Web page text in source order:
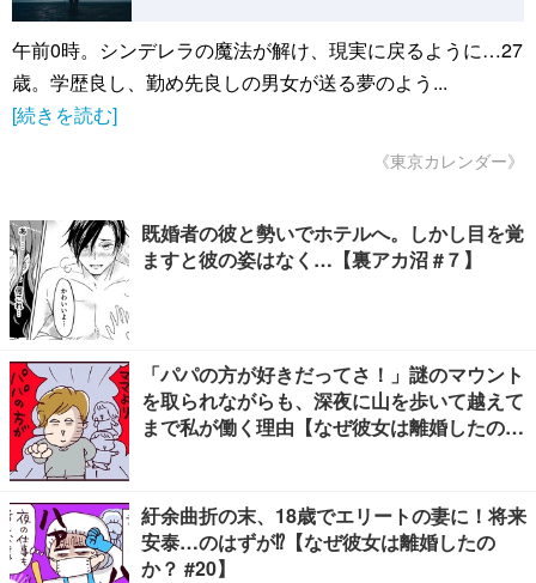
午前0時。シンデレラの魔法が解け、現実に戻るように…27
歳。学歴良し、勤め先良しの男女が送る夢のよう...
[続きを読む]
《東京カレンダー》
既婚者の彼と勢いでホテルへ。しかし目を覚
ますと彼の姿はなく…【裏アカ沼 #７】
「パパの方が好きだってさ！」謎のマウント
を取られながらも、深夜に山を歩いて越えて
まで私が働く理由【なぜ彼女は離婚したの
紆余曲折の末、18歳でエリートの妻に！将来
安泰…のはずが⁉【なぜ彼女は離婚したの
か？ #20】